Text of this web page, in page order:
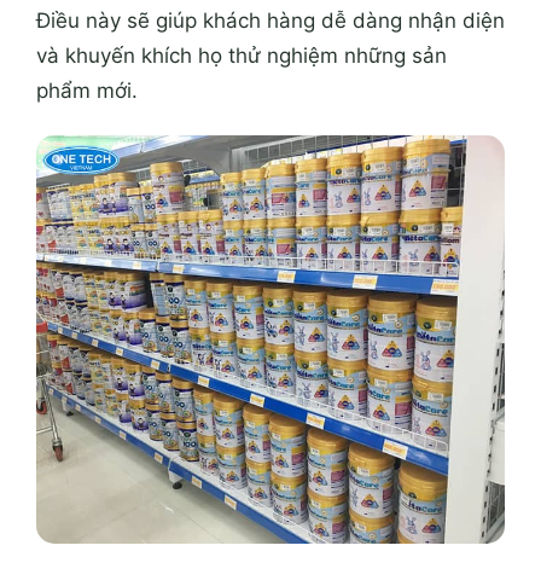
Điều này sẽ giúp khách hàng dễ dàng nhận diện
và khuyến khích họ thử nghiệm những sản
phẩm mới.